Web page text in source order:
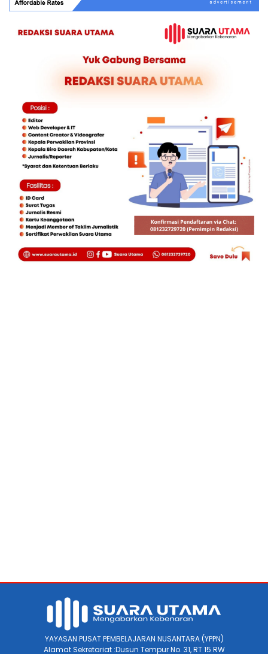
YAYASAN PUSAT PEMBELAJARAN NUSANTARA (YPPN)
Alamat Sekretariat :Dusun Tempur No. 31, RT 15 RW